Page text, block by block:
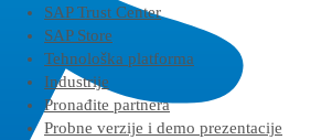
SAP Trust Center
SAP Store
Tehnološka platforma
Industrije
Pronađite partnera
Probne verzije i demo prezentacije